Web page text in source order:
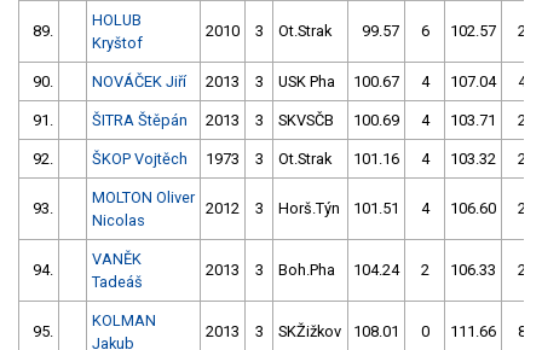
89.
HOLUB
Kryštof
2010 3 Ot.Strak 99.57 6 102.57 2
90. NOVÁČEK Jiří 2013 3 USK Pha 100.67 4 107.04 4
91. ŠITRA Štěpán 2013 3 SKVSČB 100.69 4 103.71 2
92. ŠKOP Vojtěch 1973 3 Ot.Strak 101.16 4 103.32 2
93.
MOLTON Oliver
Nicolas
2012 3 Horš.Týn 101.51 4 106.60 2
94.
VANĚK
Tadeáš
2013 3 Boh.Pha 104.24 2 106.33 2
95.
KOLMAN
Jakub
2013 3 SKŽižkov 108.01 0 111.66 8